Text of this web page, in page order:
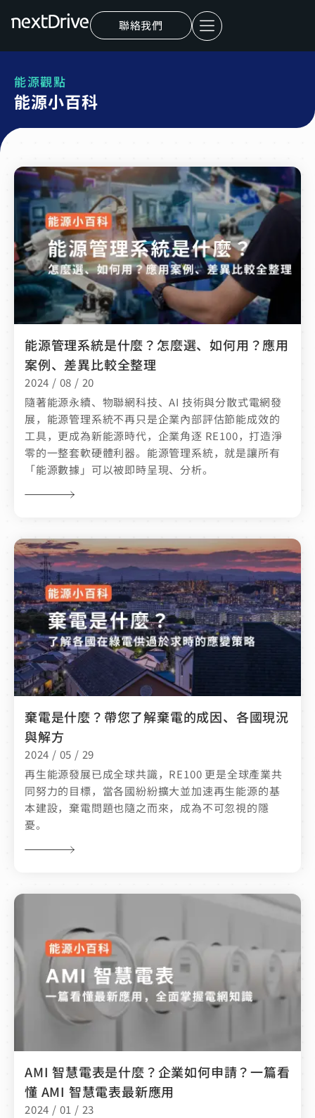
聯絡我們
能源觀點
能源小百科
能源管理系統是什麼？怎麼選、如何用？應用
案例、差異比較全整理
2024 / 08 / 20
隨著能源永續、物聯網科技、AI 技術與分散式電網發
展，能源管理系統不再只是企業內部評估節能成效的
工具，更成為新能源時代，企業角逐 RE100，打造淨
零的一整套軟硬體利器。能源管理系統，就是讓所有
「能源數據」可以被即時呈現、分析。
棄電是什麼？帶您了解棄電的成因、各國現況
與解方
2024 / 05 / 29
再生能源發展已成全球共識，RE100 更是全球產業共
同努力的目標，當各國紛紛擴大並加速再生能源的基
本建設，棄電問題也隨之而來，成為不可忽視的隱
憂。
AMI 智慧電表是什麼？企業如何申請？一篇看
懂 AMI 智慧電表最新應用
2024 / 01 / 23